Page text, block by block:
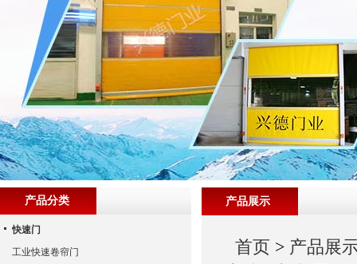
产品展示
首页 > 产品展
产品分类
快速门
工业快速卷帘门